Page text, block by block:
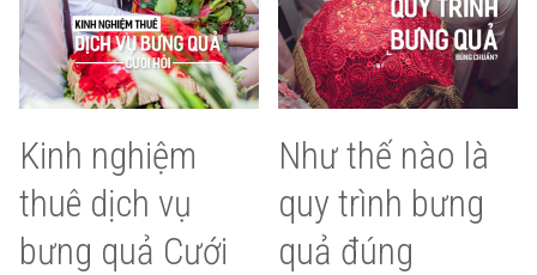
Kinh nghiệm
thuê dịch vụ
bưng quả Cưới
Như thế nào là
quy trình bưng
quả đúng